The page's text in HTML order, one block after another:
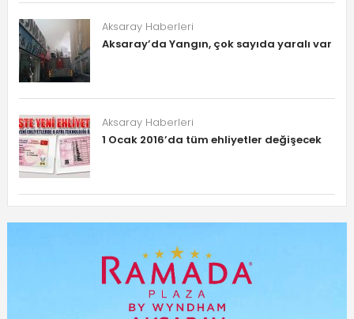
Aksaray Haberleri
Aksaray’da Yangın, çok sayıda yaralı var
Aksaray Haberleri
1 Ocak 2016’da tüm ehliyetler değişecek